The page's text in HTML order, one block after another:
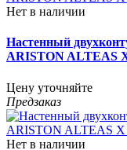
Нет в наличии
Настенный
ARISTON ALTEAS
Цену уточняйте
Предзаказ
Нет в наличии